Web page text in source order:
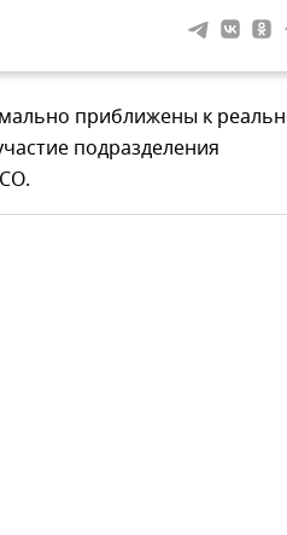
приближены к
подразделения